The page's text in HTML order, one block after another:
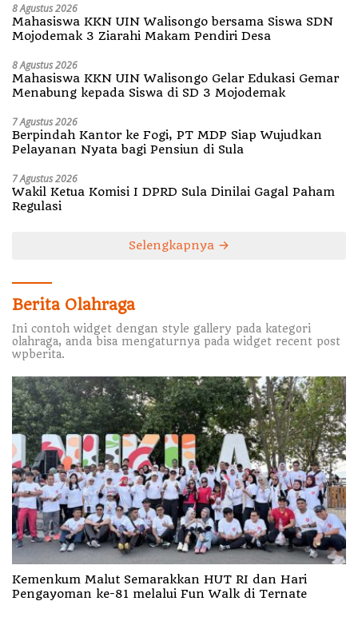
8 Agustus 2026
Mahasiswa KKN UIN Walisongo bersama Siswa SDN
Mojodemak 3 Ziarahi Makam Pendiri Desa
8 Agustus 2026
Mahasiswa KKN UIN Walisongo Gelar Edukasi Gemar
Menabung kepada Siswa di SD 3 Mojodemak
7 Agustus 2026
Berpindah Kantor ke Fogi, PT MDP Siap Wujudkan
Pelayanan Nyata bagi Pensiun di Sula
7 Agustus 2026
Wakil Ketua Komisi I DPRD Sula Dinilai Gagal Paham
Regulasi
Selengkapnya
Berita Olahraga
Ini contoh widget dengan style gallery pada kategori
olahraga, anda bisa mengaturnya pada widget recent post
wpberita.
Kemenkum Malut Semarakkan HUT RI dan Hari
Pengayoman ke-81 melalui Fun Walk di Ternate